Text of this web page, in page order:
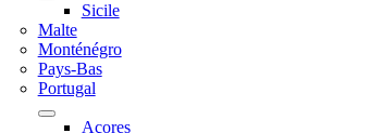
Sicile
Malte
Monténégro
Pays-Bas
Portugal
Açores